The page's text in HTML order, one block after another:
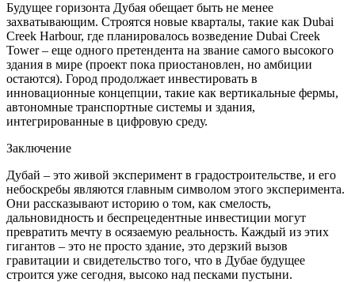
Будущее горизонта Дубая обещает быть не менее
захватывающим. Строятся новые кварталы, такие как Dubai
Creek Harbour, где планировалось возведение Dubai Creek
Tower – еще одного претендента на звание самого высокого
здания в мире (проект пока приостановлен, но амбиции
остаются). Город продолжает инвестировать в
инновационные концепции, такие как вертикальные фермы,
автономные транспортные системы и здания,
интегрированные в цифровую среду.
Заключение
Дубай – это живой эксперимент в градостроительстве, и его
небоскребы являются главным символом этого эксперимента.
Они рассказывают историю о том, как смелость,
дальновидность и беспрецедентные инвестиции могут
превратить мечту в осязаемую реальность. Каждый из этих
гигантов – это не просто здание, это дерзкий вызов
гравитации и свидетельство того, что в Дубае будущее
строится уже сегодня, высоко над песками пустыни.